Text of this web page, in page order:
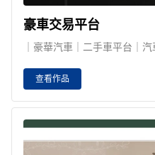
豪車交易平台
｜豪華汽車｜二手車平台｜
查看作品